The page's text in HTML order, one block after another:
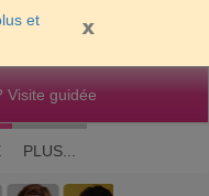
et
Visite guidée
PLUS...